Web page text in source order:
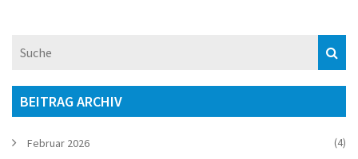
BEITRAG ARCHIV
Februar 2026 (4)